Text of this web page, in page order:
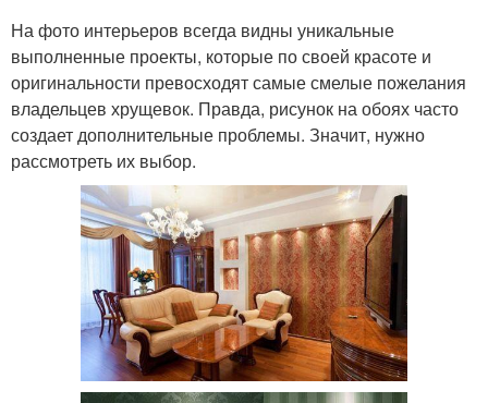
На фото интерьеров всегда видны уникальные
выполненные проекты, которые по своей красоте и
оригинальности превосходят самые смелые пожелания
владельцев хрущевок. Правда, рисунок на обоях часто
создает дополнительные проблемы. Значит, нужно
рассмотреть их выбор.